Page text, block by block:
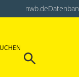
nwb.de
Search